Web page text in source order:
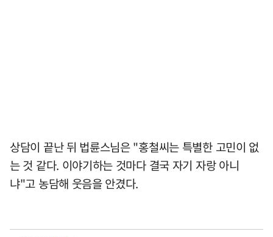
상담이 끝난 뒤 법륜스님은 "홍철씨는 특별한 고민이 없
는 것 같다. 이야기하는 것마다 결국 자기 자랑 아니
냐"고 농담해 웃음을 안겼다.